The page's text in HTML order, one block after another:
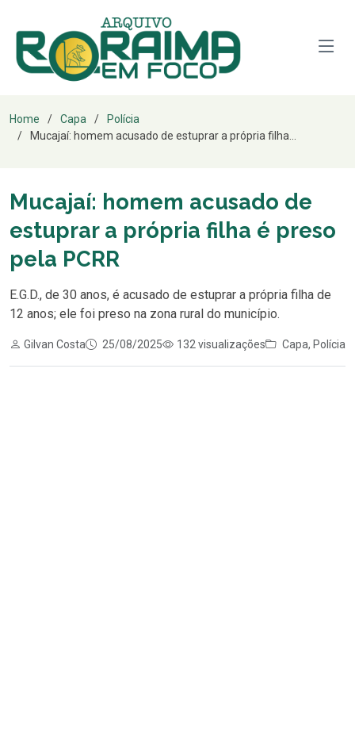
Home Capa
Polícia
Mucajaí: homem acusado de estuprar a própria filha...
Mucajaí: homem acusado de
estuprar a própria filha é preso
pela PCRR
E.G.D., de 30 anos, é acusado de estuprar a própria filha de
12 anos; ele foi preso na zona rural do município.
Gilvan Costa 25/08/2025 132 visualizações Capa, Polícia